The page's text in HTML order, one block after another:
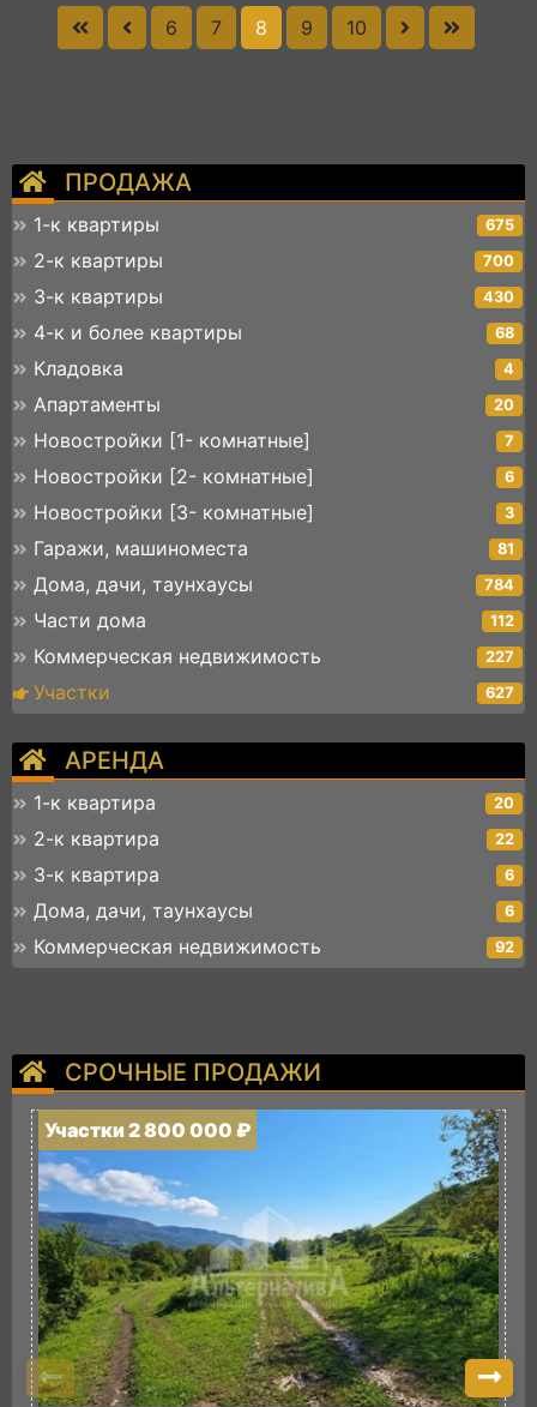
ПРОДАЖА
1-к квартиры 675
2-к квартиры 700
3-к квартиры 430
4-к и более квартиры 68
Кладовка 4
Апартаменты 20
Новостройки [1- комнатные] 7
Новостройки [2- комнатные] 6
Новостройки [3- комнатные] 3
Гаражи, машиноместа 81
Дома, дачи, таунхаусы 784
Части дома 112
Коммерческая недвижимость 227
Участки 627
АРЕНДА
1-к квартира 20
2-к квартира 22
3-к квартира 6
Дома, дачи, таунхаусы 6
Коммерческая недвижимость 92
6 7 8 9 10
СРОЧНЫЕ ПРОДАЖИ
Участки 2 800 000 ₽